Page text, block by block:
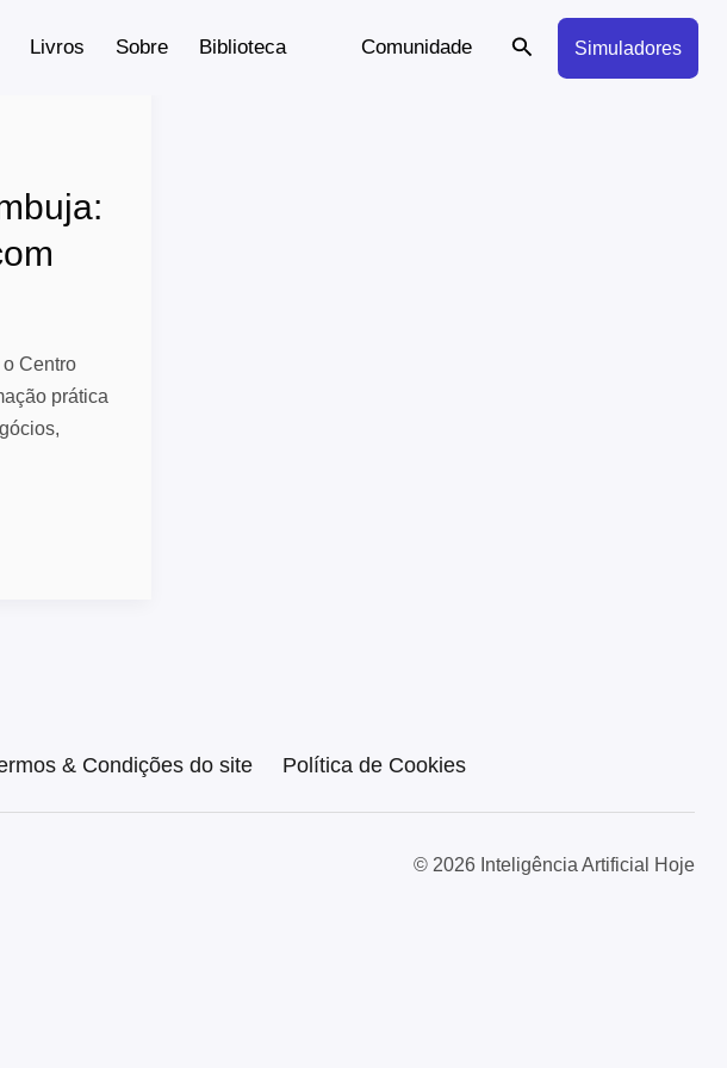
Livros Sobre Biblioteca Comunidade SearchSimuladores
Centro
prática
& Condições do site Política de Cookies
© 2026 Inteligência Artificial Hoje